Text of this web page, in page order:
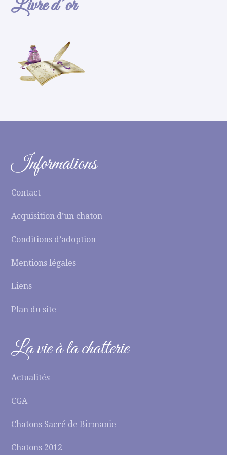
Livre d’or
Informations
Contact
Acquisition d’un chaton
Conditions d’adoption
Mentions légales
Liens
Plan du site
La vie à la chatterie
Actualités
CGA
Chatons Sacré de Birmanie
Chatons 2012